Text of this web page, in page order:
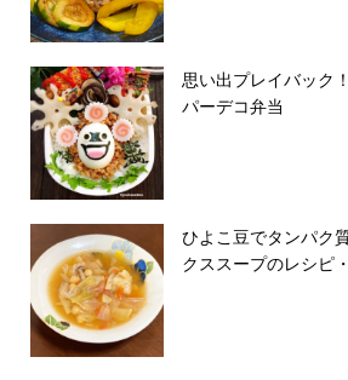
思い出プレイバック
パーデコ弁当
ひよこ豆でタンパク
クススープのレシピ